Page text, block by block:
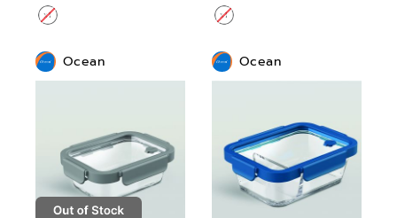
Ocean Ocean